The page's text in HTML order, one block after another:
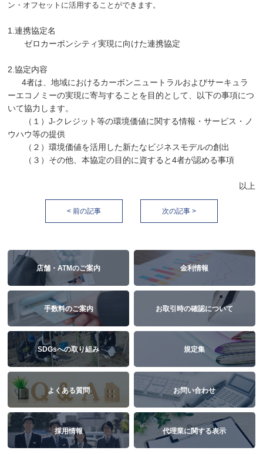
ン・オフセットに活用することができます。
1.連携協定名
ゼロカーボンシティ実現に向けた連携協定
2.協定内容
4者は、地域におけるカーボンニュートラルおよびサーキュラ
ーエコノミーの実現に寄与することを目的として、以下の事項につ
いて協力します。
（１）J-クレジット等の環境価値に関する情報・サービス・ノ
ウハウ等の提供
（２）環境価値を活用した新たなビジネスモデルの創出
（３）その他、本協定の目的に資すると4者が認める事項
以上
< 前の記事 次の記事 >
店舗・ATMのご案内 金利情報
手数料のご案内 お取引時の確認について
SDGsへの取り組み 規定集
よくある質問 お問い合わせ
採用情報 代理業に関する表示